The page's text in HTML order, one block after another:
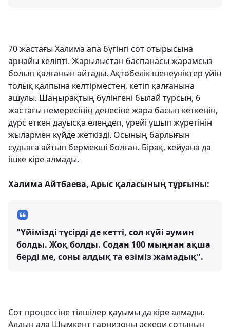
70 жастағы Халима апа бүгінгі сот отырысына
арнайы келіпті. Жарылыстан баспанасы жарамсыз
болып қалғанын айтады. Ақтөбелік шенеуніктер үйін
толық қалпына келтірместен, кетіп қалғанына
ашулы. Шаңырақтың бүлінгені былай тұрсын, 6
жастағы немересінің денесіне жара басып кеткенін,
дүрс еткен дауысқа елеңдеп, үрейі ұшып жүретінін
жылармен күйде жеткізді. Осының барлығын
судьяға айтып бермекші болған. Бірақ, кейуана да
ішке кіре алмады.
Халима Айтбаева, Арыс қаласының тұрғыны:
"Үйімізді түсірді де кетті, сол күйі әумин
болды. Жоқ болды. Содан 100 мыңнан ақша
берді ме, соны алдық та өзіміз жамадық".
Сот процессіне тілшілер қауымы да кіре алмады.
Алдын ала Шымкент гарнизоны әскери сотының